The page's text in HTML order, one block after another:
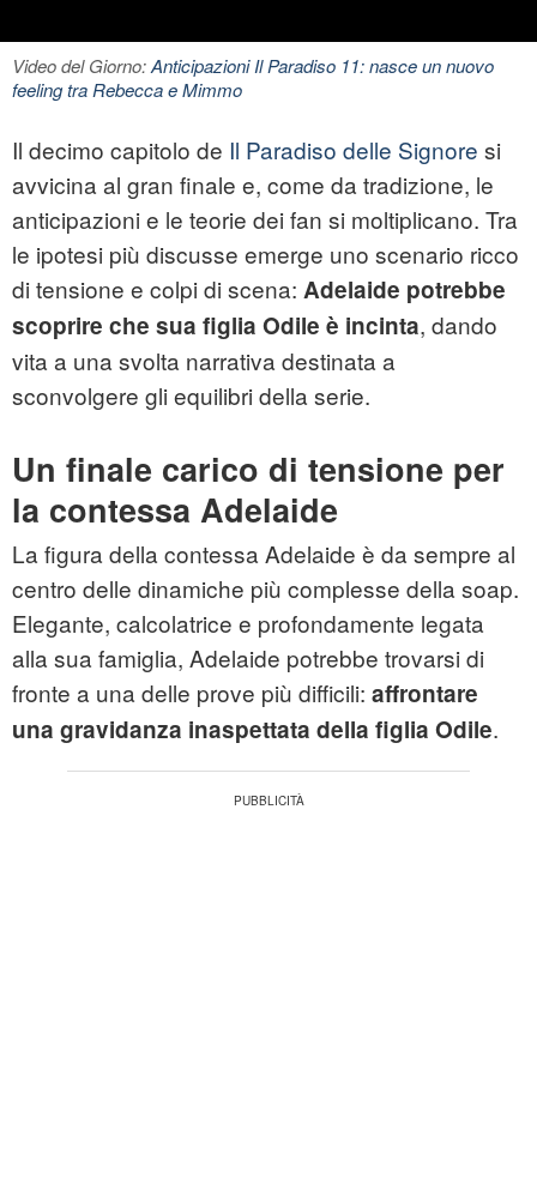
Video del Giorno:Anticipazioni Il Paradiso 11: nasce un nuovo
feeling tra Rebecca e Mimmo
Il decimo capitolo de Il Paradiso delle Signore si
avvicina al gran finale e, come da tradizione, le
anticipazioni e le teorie dei fan si moltiplicano. Tra
le ipotesi più discusse emerge uno scenario ricco
di tensione e colpi di scena: Adelaide potrebbe
scoprire che sua figlia Odile è incinta, dando
vita a una svolta narrativa destinata a
sconvolgere gli equilibri della serie.
Un finale carico di tensione per
la contessa Adelaide
La figura della contessa Adelaide è da sempre al
centro delle dinamiche più complesse della soap.
Elegante, calcolatrice e profondamente legata
alla sua famiglia, Adelaide potrebbe trovarsi di
fronte a una delle prove più difficili: affrontare
una gravidanza inaspettata della figlia Odile.